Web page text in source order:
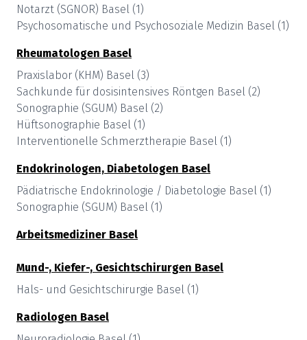
Notarzt (SGNOR) Basel (1)
Psychosomatische und Psychosoziale Medizin Basel (1)
Rheumatologen Basel
Praxislabor (KHM) Basel (3)
Sachkunde für dosisintensives Röntgen Basel (2)
Sonographie (SGUM) Basel (2)
Hüftsonographie Basel (1)
Interventionelle Schmerztherapie Basel (1)
Endokrinologen, Diabetologen Basel
Pädiatrische Endokrinologie / Diabetologie Basel (1)
Sonographie (SGUM) Basel (1)
Arbeitsmediziner Basel
Mund-, Kiefer-, Gesichtschirurgen Basel
Hals- und Gesichtschirurgie Basel (1)
Radiologen Basel